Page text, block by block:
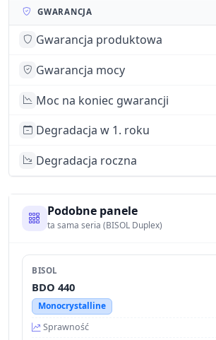
GWARANCJA
Gwarancja produktowa
Gwarancja mocy
Moc na koniec gwarancji
Degradacja w 1. roku
Degradacja roczna
Podobne panele
ta sama seria (BISOL Duplex)
BISOL
BDO 440
Monocrystalline
Sprawność